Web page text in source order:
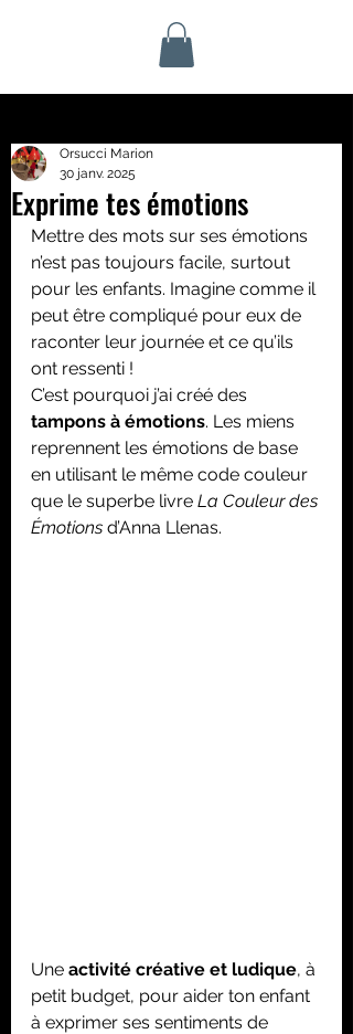
Exprime tes émotions
Orsucci Marion
30 janv. 2025
Mettre des mots sur ses émotions
n’est pas toujours facile, surtout
pour les enfants. Imagine comme il
peut être compliqué pour eux de
raconter leur journée et ce qu’ils
ont ressenti !
C’est pourquoi j’ai créé des
tampons à émotions. Les miens
reprennent les émotions de base
en utilisant le même code couleur
que le superbe livre La Couleur des
Émotions d’Anna Llenas.
Une activité créative et ludique, à
petit budget, pour aider ton enfant
à exprimer ses sentiments de